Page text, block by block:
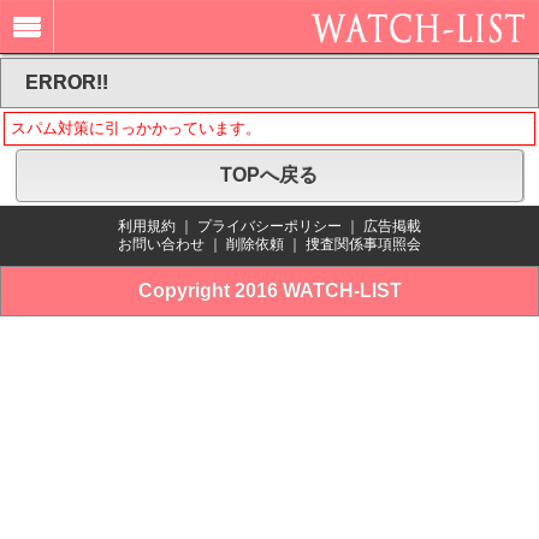
ERROR!!
スパム対策に引っかかっています。
TOPへ戻る
利用規約 プライバシーポリシー
広告掲載
お問い合わせ
削除依頼 捜査関係事項照会
Copyright 2016 WATCH-LIST